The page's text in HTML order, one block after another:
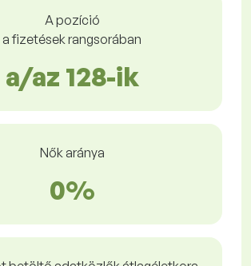
A pozíció
a fizetések rangsorában
a/az 128-ik
Nők aránya
0%